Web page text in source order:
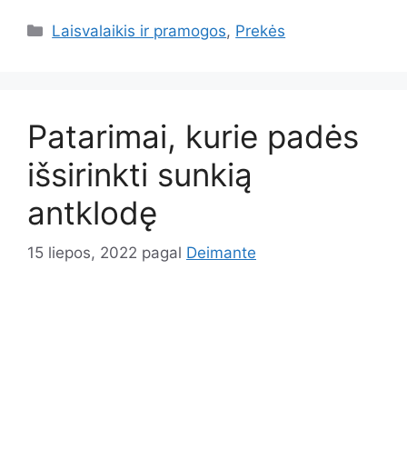
Kategorijos
Laisvalaikis ir pramogos, Prekės
Patarimai, kurie padės
išsirinkti sunkią
antklodę
15 liepos, 2022 pagal Deimante